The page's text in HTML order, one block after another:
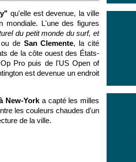
qu'elle est devenue, la ville
L'une des figures
du petit monde du surf, et
ou de San Clemente, la cité
de la côte ouest des États-
Pro puis de l'US Open of
est devenue un endroit
New-York a capté les milles
les couleurs chaudes d'un
de la ville.